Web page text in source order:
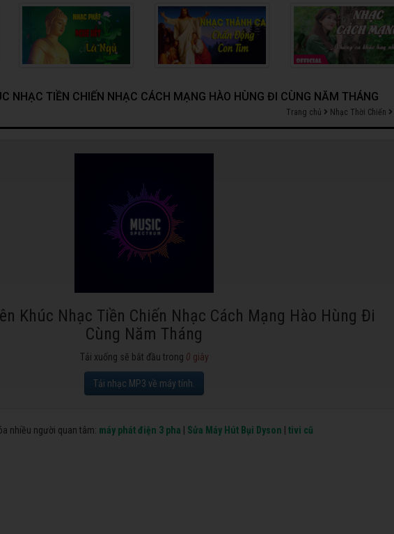
NHẠC TIỀN CHIẾN NHẠC CÁCH MẠNG HÀO HÙNG ĐI CÙNG NĂM THÁNG
Trang chủ Nhạc Thời Chiến
Khúc Nhạc Tiền Chiến Nhạc Cách Mạng Hào Hùng Đi
Cùng Năm Tháng
Tải xuống sẽ bắt đầu trong 0 giây
Tải nhạc MP3 về máy tính.
nhiều người quan tâm: máy phát điện 3 pha Sửa Máy Hút Bụi Dyson tivi cũ